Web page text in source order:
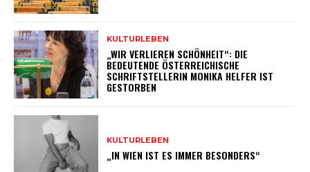
KULTURLEBEN
„WIR VERLIEREN SCHÖNHEIT“: DIE
BEDEUTENDE ÖSTERREICHISCHE
SCHRIFTSTELLERIN MONIKA HELFER IST
GESTORBEN
KULTURLEBEN
„IN WIEN IST ES IMMER BESONDERS“